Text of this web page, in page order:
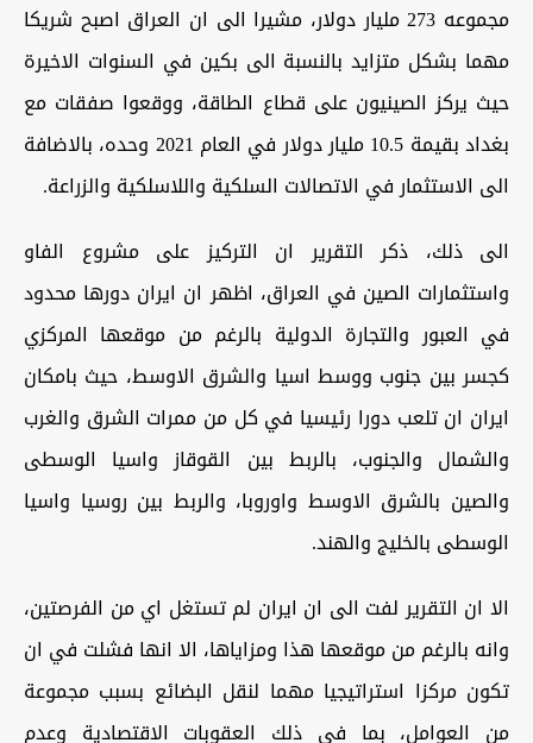
مجموعه 273 مليار دولار، مشيرا الى ان العراق اصبح شريكا
مهما بشكل متزايد بالنسبة الى بكين في السنوات الاخيرة
حيث يركز الصينيون على قطاع الطاقة، ووقعوا صفقات مع
بغداد بقيمة 10.5 مليار دولار في العام 2021 وحده، بالاضافة
الى الاستثمار في الاتصالات السلكية واللاسلكية والزراعة.
الى ذلك، ذكر التقرير ان التركيز على مشروع الفاو
واستثمارات الصين في العراق، اظهر ان ايران دورها محدود
في العبور والتجارة الدولية بالرغم من موقعها المركزي
كجسر بين جنوب ووسط اسيا والشرق الاوسط، حيث بامكان
ايران ان تلعب دورا رئيسيا في كل من ممرات الشرق والغرب
والشمال والجنوب، بالربط بين القوقاز واسيا الوسطى
والصين بالشرق الاوسط واوروبا، والربط بين روسيا واسيا
الوسطى بالخليج والهند.
الا ان التقرير لفت الى ان ايران لم تستغل اي من الفرصتين،
وانه بالرغم من موقعها هذا ومزاياها، الا انها فشلت في ان
تكون مركزا استراتيجيا مهما لنقل البضائع بسبب مجموعة
من العوامل، بما في ذلك العقوبات الاقتصادية وعدم